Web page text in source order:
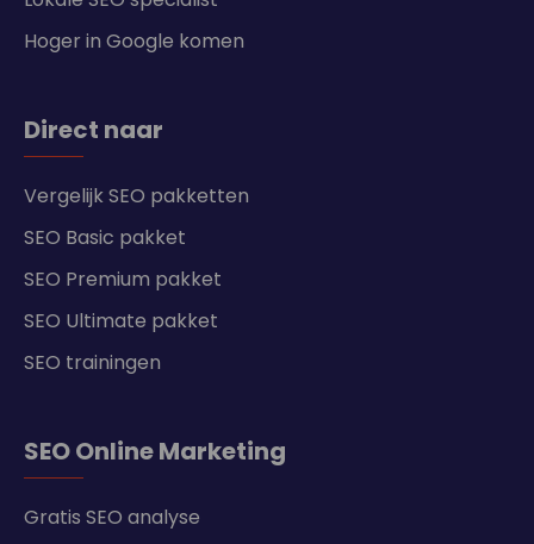
Hoger in Google komen
Direct naar
Vergelijk SEO pakketten
SEO Basic pakket
SEO Premium pakket
SEO Ultimate pakket
SEO trainingen
SEO Online Marketing
Gratis SEO analyse